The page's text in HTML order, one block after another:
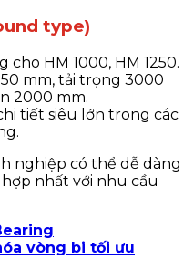
type)
cho HM 1000, HM 1250.
mm, tải trọng 3000
2000 mm.
tiết siêu lớn trong các
nghiệp có thể dễ dàng
nhất với nhu cầu
vòng bi tối ưu